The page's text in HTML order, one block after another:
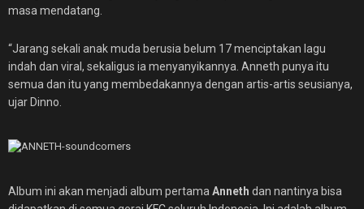
masa mendatang.
“Jarang sekali anak muda berusia belum 17 menciptakan lagu
indah dan viral, sekaligus ia menyanyikannya. Anneth punya itu
semua dan itu yang membedakannya dengan artis-artis seusianya,
ujar Dinno.
Album ini akan menjadi album pertama Anneth dan nantinya bisa